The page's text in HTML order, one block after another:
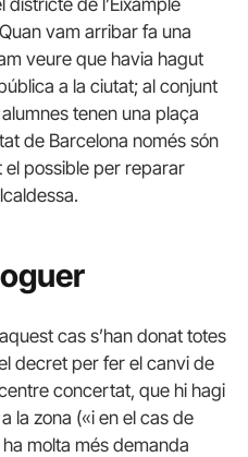
districte de l’Eixample
vam arribar fa una
veure que havia hagut
a la ciutat; al conjunt
tenen una plaça
de Barcelona només són
el possible per reparar
cas s’han donat totes
decret per fer el canvi de
concertat, que hi hagi
la zona («i en el cas de
ha molta més demanda